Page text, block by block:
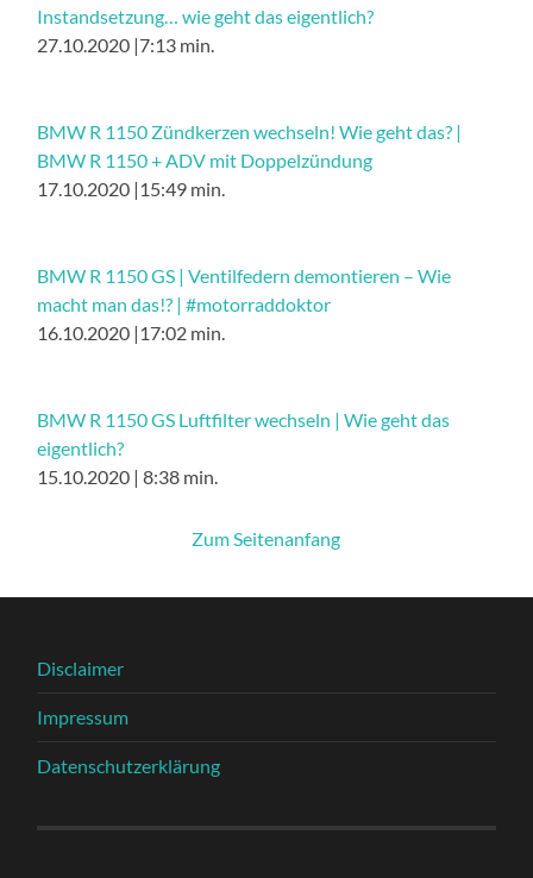
Instandsetzung… wie geht das eigentlich?
27.10.2020 |7:13 min.
BMW R 1150 Zündkerzen wechseln! Wie geht das? |
BMW R 1150 + ADV mit Doppelzündung
17.10.2020 |15:49 min.
BMW R 1150 GS | Ventilfedern demontieren – Wie
macht man das!? | #motorraddoktor
16.10.2020 |17:02 min.
BMW R 1150 GS Luftfilter wechseln | Wie geht das
eigentlich?
15.10.2020 | 8:38 min.
Zum Seitenanfang
Disclaimer
Impressum
Datenschutzerklärung